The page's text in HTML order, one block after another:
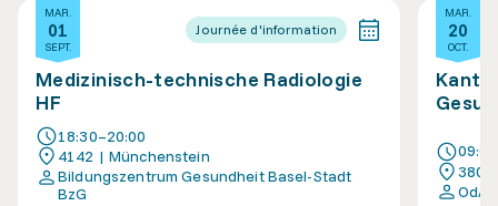
MAR.
01
SEPT.
Journée d'information
Medizinisch-technische Radiologie
HF
18:30–20:00
4142 | Münchenstein
Bildungszentrum Gesundheit Basel-Stadt
BzG
MAR.
20
OCT.
OdA